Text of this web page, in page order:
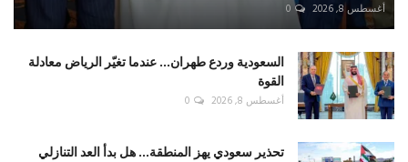
أغسطس 8, 2026 0
السعودية وردع طهران... عندما تغيّر الرياض معادلة
القوة
أغسطس 8, 2026 0
تحذير سعودي يهز المنطقة... هل بدأ العد التنازلي